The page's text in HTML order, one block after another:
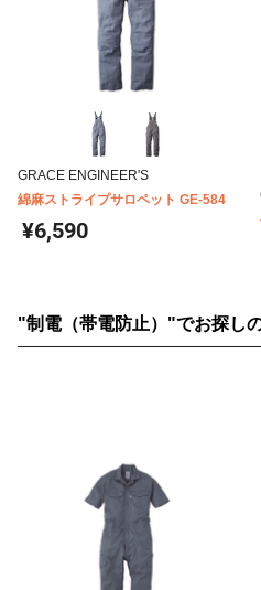
GRACE ENGINEER'S
綿麻ストライプサロペット GE-584
¥6,590
"制電（帯電防止）"でお探し